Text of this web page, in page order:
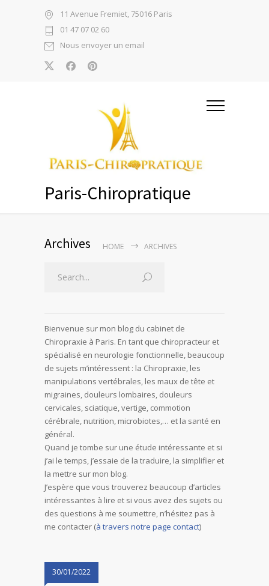
11 Avenue Fremiet, 75016 Paris
01 47 07 02 60
Nous envoyer un email
Paris-Chiropratique
Archives HOME ARCHIVES
Bienvenue sur mon blog du cabinet de
Chiropraxie à Paris. En tant que chiropracteur et
spécialisé en neurologie fonctionnelle, beaucoup
de sujets m’intéressent : la Chiropraxie, les
manipulations vertébrales, les maux de tête et
migraines, douleurs lombaires, douleurs
cervicales, sciatique, vertige, commotion
cérébrale, nutrition, microbiotes,… et la santé en
général.
Quand je tombe sur une étude intéressante et si
j’ai le temps, j’essaie de la traduire, la simplifier et
la mettre sur mon blog.
J’espère que vous trouverez beaucoup d’articles
intéressantes à lire et si vous avez des sujets ou
des questions à me soumettre, n’hésitez pas à
me contacter (à travers notre page contact)
30/01/2022